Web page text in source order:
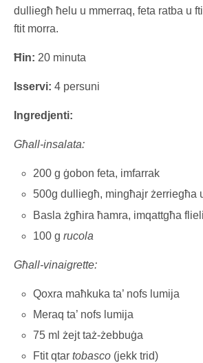
dulliegħ ħelu u mmerraq, feta ratba u
ftit morra.
Ħin: 20 minuta
Isservi: 4 persuni
Ingredjenti:
Għall-insalata:
200 g ġobon feta, imfarrak
500g dulliegħ, mingħajr żerriegħa
Basla żgħira ħamra, imqattgħa
100 grucola
Għall-vinaigrette:
Qoxra maħkuka ta’ nofs lumija
Meraq ta’ nofs lumija
75 ml żejt taż-żebbuġa
Ftit qtartobasco (jekk trid)